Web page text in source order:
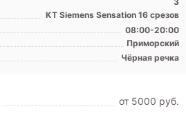
КТ Siemens Sensation 16 срезов
08:00-20:00
Приморский
Чёрная речка
от 5000 pуб.